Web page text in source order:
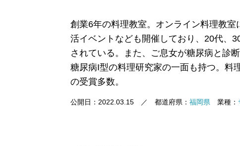
創業6年の料理教室。オンライン料理教室
活イベントなども開催しており、20代、
されている。また、ご息女が糖尿病と診
糖尿病I型の料理研究家の一面も持つ。料
の受賞多数。
公開日： 2022.03.15 ／ 都道府県： 福岡県 業種：